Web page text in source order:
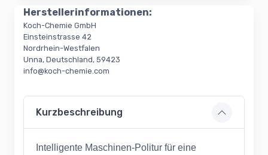
Herstellerinformationen:
Koch-Chemie GmbH
Einsteinstrasse 42
Nordrhein-Westfalen
Unna, Deutschland, 59423
info@koch-chemie.com
Kurzbeschreibung
Intelligente Maschinen-Politur für eine